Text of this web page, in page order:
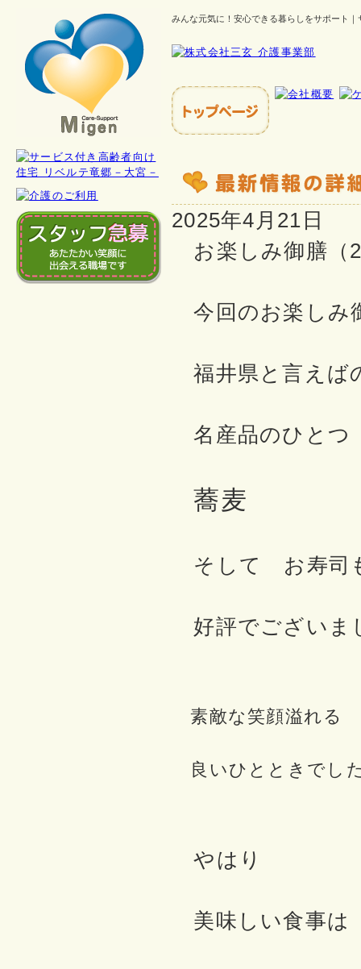
みんな元気に！安心できる暮らしをサポート
2025年4月21日
お楽しみ御膳（
今回のお楽しみ
福井県と言えば
名産品のひとつ
蕎麦
そして お寿司
好評でございま
素敵な笑顔溢れる
良いひとときでし
やはり
美味しい食事は